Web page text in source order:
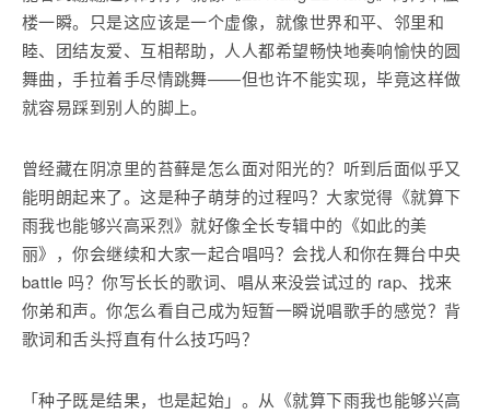
楼一瞬。只是这应该是一个虚像，就像世界和平、邻里和
睦、团结友爱、互相帮助，人人都希望畅快地奏响愉快的圆
舞曲，手拉着手尽情跳舞——但也许不能实现，毕竟这样做
就容易踩到别人的脚上。
曾经藏在阴凉里的苔藓是怎么面对阳光的？听到后面似乎又
能明朗起来了。这是种子萌芽的过程吗？大家觉得《就算下
雨我也能够兴高采烈》就好像全长专辑中的《如此的美
丽》，你会继续和大家一起合唱吗？会找人和你在舞台中央
battle 吗？你写长长的歌词、唱从来没尝试过的 rap、找来
你弟和声。你怎么看自己成为短暂一瞬说唱歌手的感觉？背
歌词和舌头捋直有什么技巧吗？
「种子既是结果，也是起始」。从《就算下雨我也能够兴高